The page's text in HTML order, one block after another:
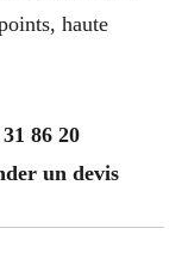
haute
86 20
un devis